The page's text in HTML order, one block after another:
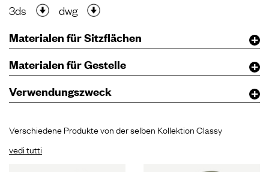
3ds dwg
Materialen für Sitzflächen
Materialen für Gestelle
Verwendungszweck
Verschiedene Produkte von der selben Kollektion Classy
vedi tutti